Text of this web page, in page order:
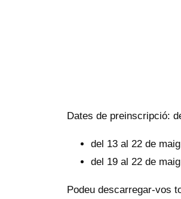
Dates de preinscripció:
del 13 al 22 de
del 19 al 22 de
Podeu descarregar-vos